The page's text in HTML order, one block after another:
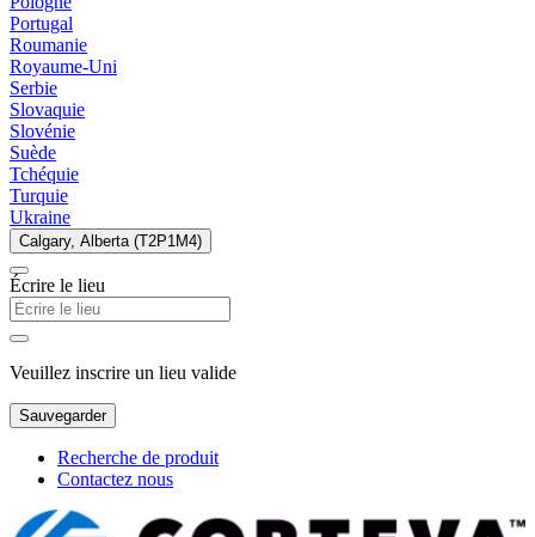
Portugal
Roumanie
Royaume-Uni
Serbie
Slovaquie
Slovénie
Suède
Tchéquie
Turquie
Ukraine
Calgary, Alberta (T2P1M4)
Écrire le lieu
Veuillez inscrire un lieu valide
Sauvegarder
Recherche de produit
Contactez nous